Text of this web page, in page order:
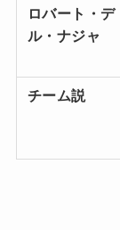
ロバート・デ
ル・ナジャ
チーム説